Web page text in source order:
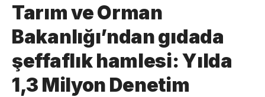
Tarım ve Orman
Bakanlığı’ndan gıdada
şeffaflık hamlesi: Yılda
1,3 Milyon Denetim